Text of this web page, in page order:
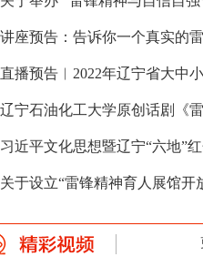
讲座预告：告诉你一个真实的